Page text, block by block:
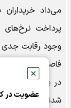
✕
عضویت در
می‌داد خریداران
پرداخت
وجود رقابت جدی
فاصله میان
در پایان
شدند. این